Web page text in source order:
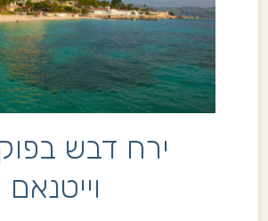
ירח דבש
וייטנאם